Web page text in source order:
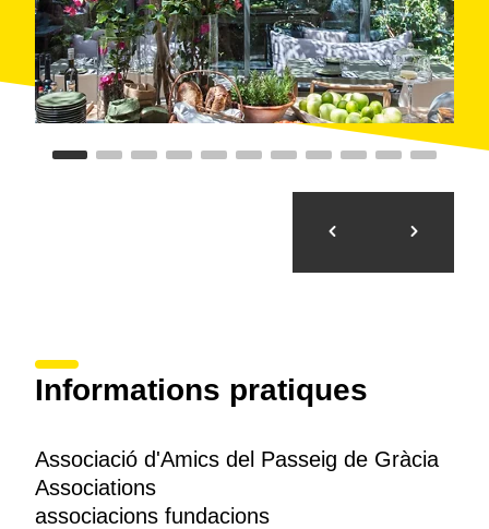
Informations pratiques
Associació d'Amics del Passeig de Gràcia
Associations
associacions fundacions